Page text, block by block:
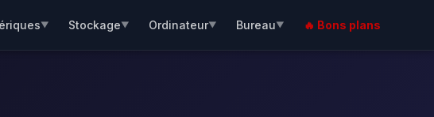
▼ Stockage▼ Ordinateur▼ Bureau▼ 🔥 Bons plans